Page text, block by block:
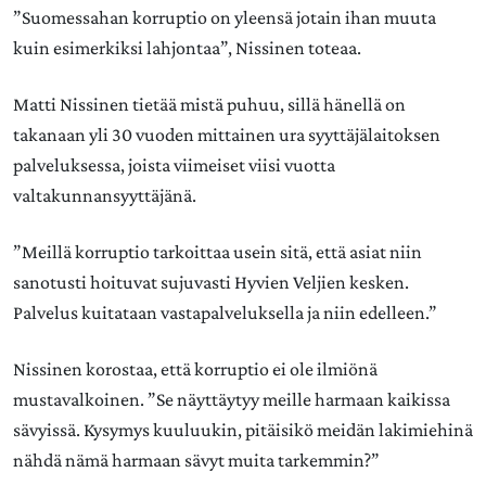
”Suomessahan korruptio on yleensä jotain ihan muuta
kuin esimerkiksi lahjontaa”, Nissinen toteaa.
Matti Nissinen tietää mistä puhuu, sillä hänellä on
takanaan yli 30 vuoden mittainen ura syyttäjälaitoksen
palveluksessa, joista viimeiset viisi vuotta
valtakunnansyyttäjänä.
”Meillä korruptio tarkoittaa usein sitä, että asiat niin
sanotusti hoituvat sujuvasti Hyvien Veljien kesken.
Palvelus kuitataan vastapalveluksella ja niin edelleen.”
Nissinen korostaa, että korruptio ei ole ilmiönä
mustavalkoinen. ”Se näyttäytyy meille harmaan kaikissa
sävyissä. Kysymys kuuluukin, pitäisikö meidän lakimiehinä
nähdä nämä harmaan sävyt muita tarkemmin?”